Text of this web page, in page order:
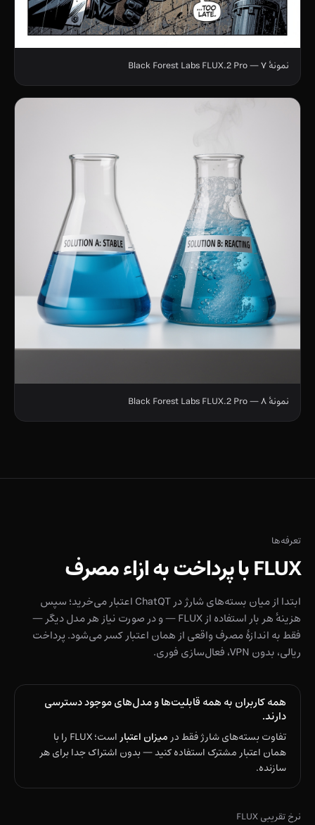
نمونهٔ ۷ — Black Forest Labs FLUX.2 Pro
نمونهٔ ۸ — Black Forest Labs FLUX.2 Pro
تعرفه‌ها
FLUX با پرداخت به ازاء مصرف
ابتدا از میان بسته‌های شارژ در ChatQT اعتبار می‌خرید؛ سپس
هزینهٔ هر بار استفاده از FLUX — و در صورت نیاز هر مدل دیگر —
فقط به اندازهٔ مصرف واقعی از همان اعتبار کسر می‌شود. پرداخت
ریالی، بدون VPN، فعال‌سازی فوری.
همه کاربران به همه قابلیت‌ها و مدل‌های موجود دسترسی
دارند.
تفاوت بسته‌های شارژ فقط در میزان اعتبار
است؛ FLUX را با
همان اعتبار مشترک استفاده کنید — بدون اشتراک جدا برای هر
سازنده.
نرخ تقریبی FLUX